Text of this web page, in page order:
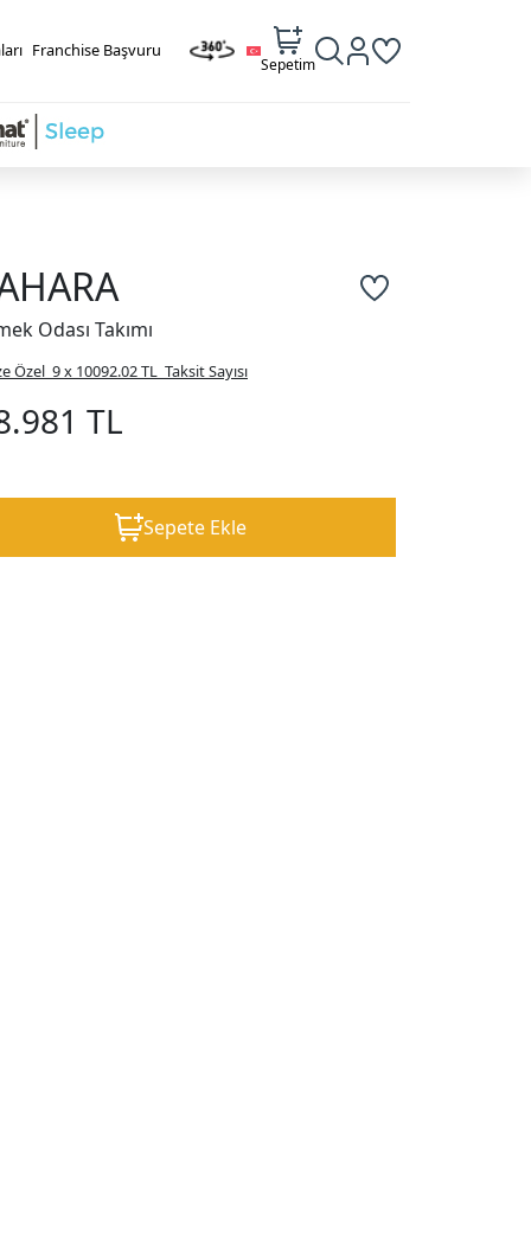
Franchise Başvuru
Sepetim
Odası Takımı
Özel 9 x 10092.02 TL Taksit Sayısı
TL
Sepete Ekle